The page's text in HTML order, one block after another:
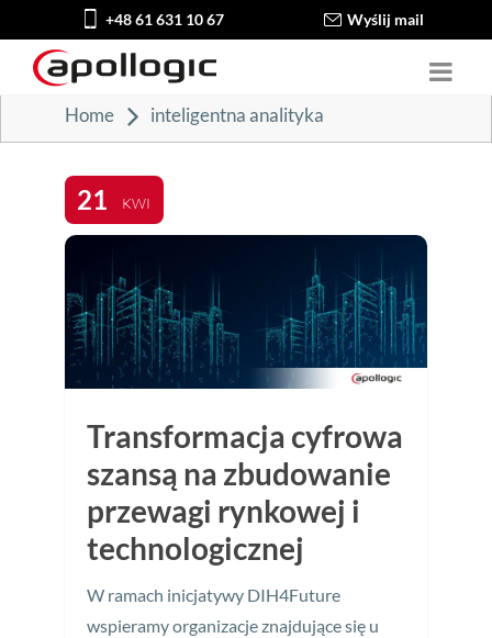
+48 61 631 10 67 Wyślij mail
Home inteligentna analityka
21 KWI
Transformacja cyfrowa
szansą na zbudowanie
przewagi rynkowej i
technologicznej
W ramach inicjatywy DIH4Future
wspieramy organizacje znajdujące się u